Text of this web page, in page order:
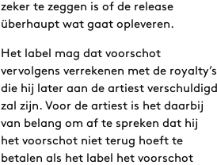
zeker te zeggen is of de release
überhaupt wat gaat opleveren.
Het label mag dat voorschot
vervolgens verrekenen met de royalty’s
die hij later aan de artiest verschuldigd
zal zijn. Voor de artiest is het daarbij
van belang om af te spreken dat hij
het voorschot niet terug hoeft te
betalen als het label het voorschot